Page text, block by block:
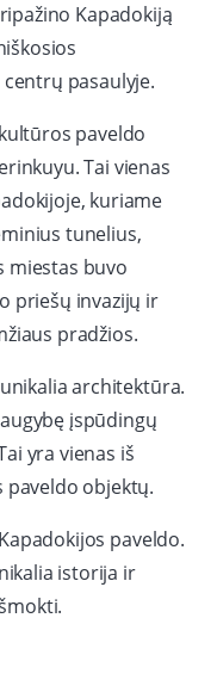
Kapadokiją
pasaulyje.
paveldo
Tai vienas
kuriame
tunelius,
miestas buvo
priešų invazijų ir
pradžios.
architektūra.
įspūdingų
yra vienas iš
objektų.
paveldo.
istorija ir